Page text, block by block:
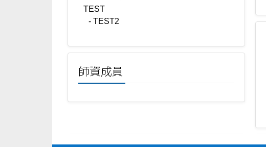
TEST
- TEST2
師資成員